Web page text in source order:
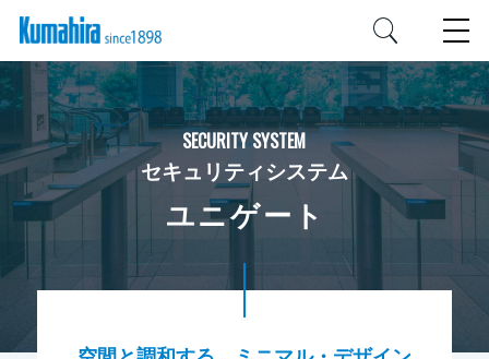
SECURITY SYSTEM
セキュリティシステム
ユニゲート